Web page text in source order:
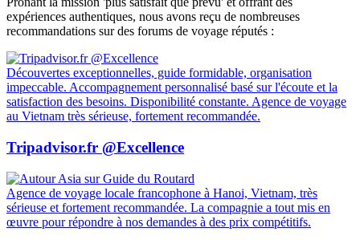
Tuesday, August 20, 2024 16161 views
La Thaïlande, pays des sourires et des paysages enchanteurs, attire
chaque année des millions de visiteurs du monde entier. Si vous
prévoyez un voyage dans ce magnifique pays d'Asie du Sud-Est,
vous vous êtes peut-être déjà posé la question : faut-il donner un
pourboire en Thaïlande ? Et si oui, comment procéder ? Cet article
vise à vous éclairer sur cette pratique et à vous guider pour naviguer
aisément dans la culture du pourboire en Thaïlande .
Électricité Au Vietnam : Guide Utile Sur Les Prises
Électriques Au Vietnam